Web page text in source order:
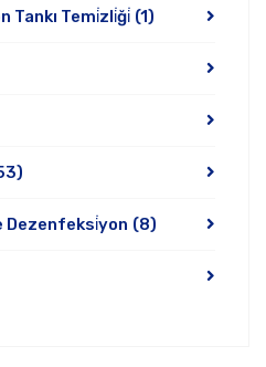
Tankı Temi̇zli̇ği̇ (1)
Dezenfeksi̇yon (8)